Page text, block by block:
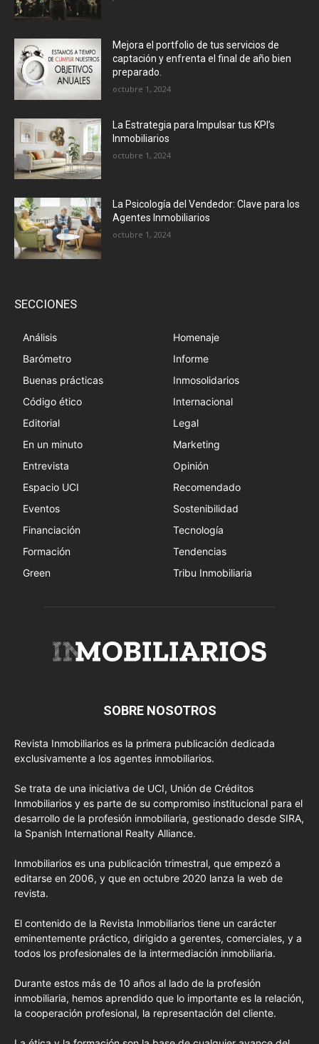
Mejora el portfolio de tus servicios de
captación y enfrenta el final de año bien
preparado.
octubre 1, 2024
La Estrategia para Impulsar tus KPI’s
Inmobiliarios
octubre 1, 2024
La Psicología del Vendedor: Clave para los
Agentes Inmobiliarios
octubre 1, 2024
SECCIONES
Análisis
Barómetro
Buenas prácticas
Código ético
Editorial
En un minuto
Entrevista
Espacio UCI
Eventos
Financiación
Formación
Green
Homenaje
Informe
Inmosolidarios
Internacional
Legal
Marketing
Opinión
Recomendado
Sostenibilidad
Tecnología
Tendencias
Tribu Inmobiliaria
SOBRE NOSOTROS
Revista Inmobiliarios es la primera publicación dedicada
exclusivamente a los agentes inmobiliarios.
Se trata de una iniciativa de UCI, Unión de Créditos
Inmobiliarios y es parte de su compromiso institucional para el
desarrollo de la profesión inmobiliaria, gestionado desde SIRA,
la Spanish International Realty Alliance.
Inmobiliarios es una publicación trimestral, que empezó a
editarse en 2006, y que en octubre 2020 lanza la web de
revista.
El contenido de la Revista Inmobiliarios tiene un carácter
eminentemente práctico, dirigido a gerentes, comerciales, y a
todos los profesionales de la intermediación inmobiliaria.
Durante estos más de 10 años al lado de la profesión
inmobiliaria, hemos aprendido que lo importante es la relación,
la cooperación profesional, la representación del cliente.